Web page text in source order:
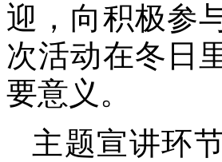
迎，向积极参
次活动在冬日
要意义。
主题宣讲环